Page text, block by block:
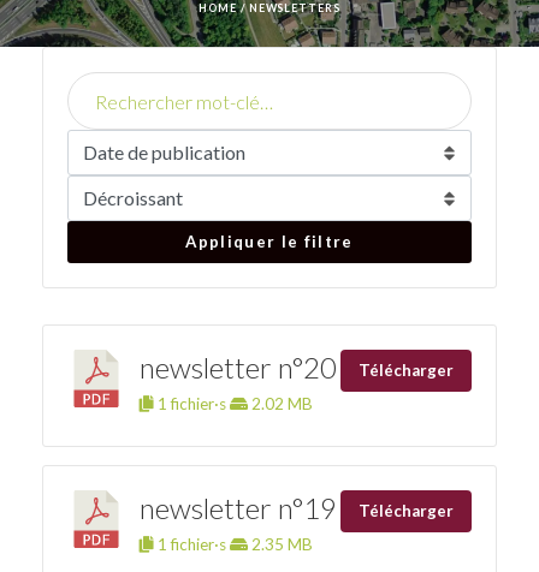
HOME /NEWSLETTERS
Appliquer le filtre
newsletter n°20
1 fichier·s 2.02 MB
Télécharger
newsletter n°19
1 fichier·s 2.35 MB
Télécharger